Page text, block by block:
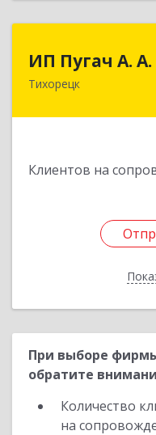
ИП Пугач А. А.
Тихорецк
Клиентов на
352114,
При выборе
обратите
Количество
на